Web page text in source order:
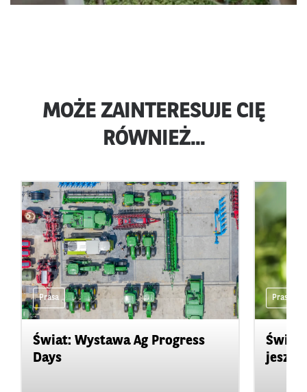
MOŻE ZAINTERESUJE CIĘ
RÓWNIEŻ...
Prasa
Świat: Wystawa Ag Progress
Days
Prasa
Świat: